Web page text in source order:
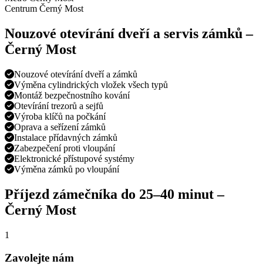
Centrum Černý Most
Nouzové otevírání dveří a servis zámků –
Černý Most
Nouzové otevírání dveří a zámků
Výměna cylindrických vložek všech typů
Montáž bezpečnostního kování
Otevírání trezorů a sejfů
Výroba klíčů na počkání
Oprava a seřízení zámků
Instalace přídavných zámků
Zabezpečení proti vloupání
Elektronické přístupové systémy
Výměna zámků po vloupání
Příjezd zámečníka do 25–40 minut–
Černý Most
1
Zavolejte nám